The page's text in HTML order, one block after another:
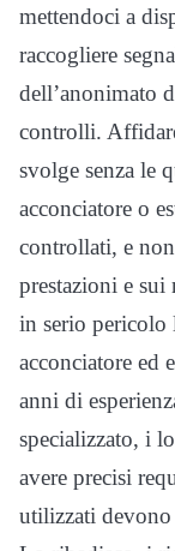
mettendoci a
raccogliere
dell’anonimato
controlli.
svolge senza le
acconciatore o
controllati, e
prestazioni e sui
in serio pericolo
acconciatore ed
anni di
specializzato, i
avere precisi
utilizzati devono